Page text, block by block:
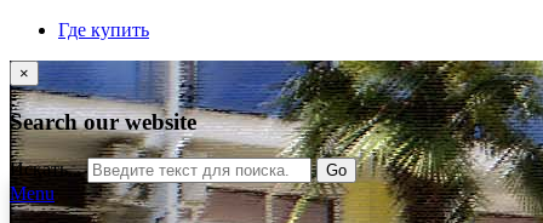
Где купить
×
Search our website
Искать... Go
Menu